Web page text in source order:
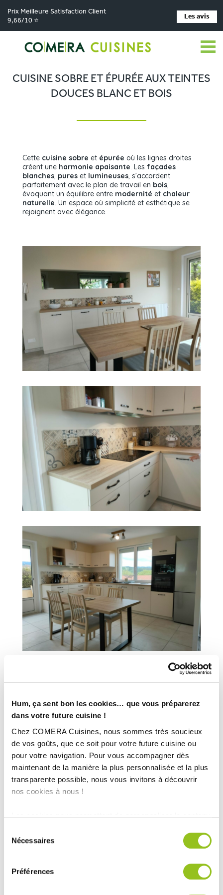
Hum, ça sent bon les cookies… que vous préparerez
dans votre future cuisine !
Chez COMERA Cuisines, nous sommes très soucieux
de vos goûts, que ce soit pour votre future cuisine ou
pour votre navigation. Pour vous accompagner dès
maintenant de la manière la plus personnalisée et la plus
transparente possible, nous vous invitons à découvrir
nos cookies à nous !
médias sociaux et d'analyser notre trafic. Nous
partageons également des informations sur l'utilisation de
notre site avec nos partenaires de médias sociaux, de
publicité et d'analyse, qui peuvent combiner celles-ci
Nécessaires
Préférences
Prix Meilleure Satisfaction Client
9,66/10 ⭐
Les avis
Comera Cuisines > Nos magasins de cuisine > Cuisiniste MONTBRISON >
Réalisations > Cuisine sobre et épurée aux teintes douces blanc et bois
CUISINE SOBRE ET ÉPURÉE AUX TEINTES
DOUCES BLANC ET BOIS
Cette cuisine sobre et épurée où les lignes droites
créent une harmonie apaisante. Les façades
blanches, pures et lumineuses, s’accordent
parfaitement avec le plan de travail en bois,
évoquant un équilibre entre modernité et chaleur
naturelle. Un espace où simplicité et esthétique se
rejoignent avec élégance.
TECHNIQUES :
Ville :